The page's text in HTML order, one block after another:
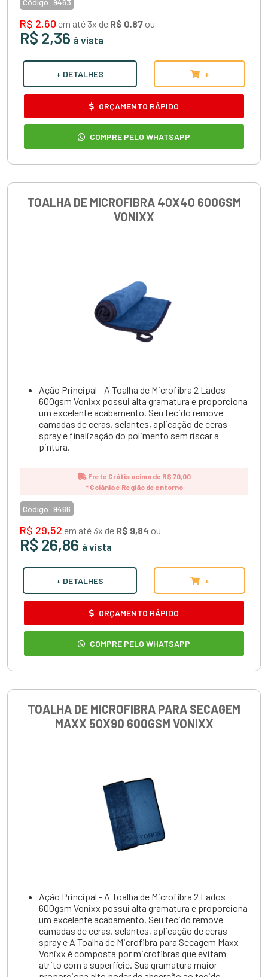
R$ 2,60 em até 3x de R$ 0,87 ou
R$ 2,36 à vista
+ DETALHES +
ORÇAMENTO RÁPIDO
COMPRE PELO WHATSAPP
TOALHA DE MICROFIBRA 40X40 600GSM
VONIXX
Ação Principal - A Toalha de Microfibra 2 Lados
600gsm Vonixx possui alta gramatura e proporciona
um excelente acabamento. Seu tecido remove
camadas de ceras, selantes, aplicação de ceras
spray e finalização do polimento sem riscar a
pintura.
Frete Grátis acima de R$ 70,00
* Goiânia e Região de entorno
Código: 9466
R$ 29,52 em até 3x de R$ 9,84 ou
R$ 26,86 à vista
+ DETALHES +
ORÇAMENTO RÁPIDO
COMPRE PELO WHATSAPP
TOALHA DE MICROFIBRA PARA SECAGEM
MAXX 50X90 600GSM VONIXX
Ação Principal - A Toalha de Microfibra 2 Lados
600gsm Vonixx possui alta gramatura e proporciona
um excelente acabamento. Seu tecido remove
camadas de ceras, selantes, aplicação de ceras
spray e A Toalha de Microfibra para Secagem Maxx
Vonixx é composta por microfibras que evitam
atrito com a superfície. Sua gramatura maior